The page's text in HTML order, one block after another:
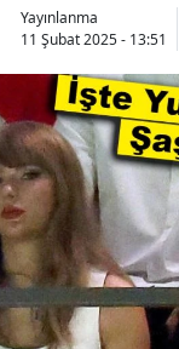
Yayınlanma
11 Şubat 2025 - 13:51